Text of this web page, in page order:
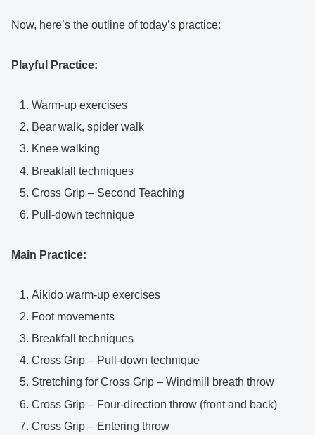
Now, here’s the outline of today’s practice:
Playful Practice:
Warm-up exercises
Bear walk, spider walk
Knee walking
Breakfall techniques
Cross Grip – Second Teaching
Pull-down technique
Main Practice:
Aikido warm-up exercises
Foot movements
Breakfall techniques
Cross Grip – Pull-down technique
Stretching for Cross Grip – Windmill breath throw
Cross Grip – Four-direction throw (front and back)
Cross Grip – Entering throw